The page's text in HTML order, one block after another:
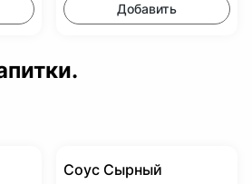
Добавить
Соус Сырный